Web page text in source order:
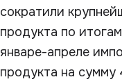
сократили
продукта по
январе-апреле
продукта на